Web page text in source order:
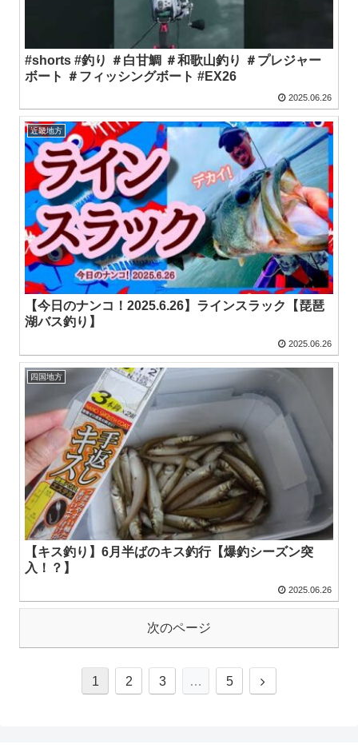
#shorts #釣り ＃白甘鯛 ＃和歌山釣り ＃プレジャー
ボート ＃フィッシングボート #EX26
2025.06.26
近畿地方
【今日のナンコ！2025.6.26】ラインスラック【琵琶
湖バス釣り】
2025.06.26
四国地方
【キス釣り】6月半ばのキス釣行【爆釣シーズン突
入！？】
2025.06.26
次のページ
1 2 3 … 5